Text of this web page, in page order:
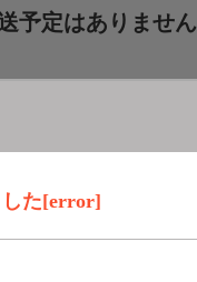
た[error]
予定はありません